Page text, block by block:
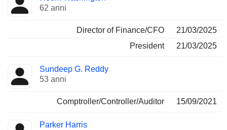
62 anni
Director of Finance/CFO
21/03/2025
President
21/03/2025
Sundeep G. Reddy
53 anni
Comptroller/Controller/Auditor 15/09/2021
Parker Harris